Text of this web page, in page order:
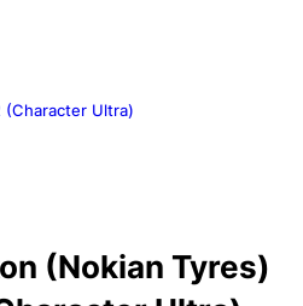
Ultra)
(Nokian Tyres)